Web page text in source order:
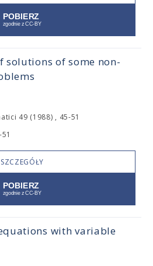
solutions of some non-
49 (1988) , 45-51
SZCZEGÓŁY
with variable